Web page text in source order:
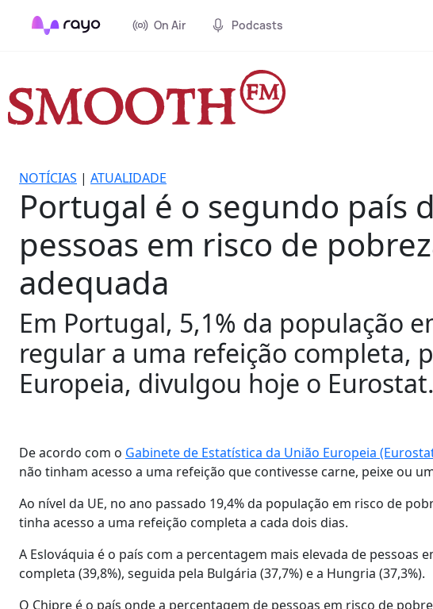
On Air Podcasts
NOTÍCIAS | ATUALIDADE
Portugal é o segundo país
pessoas em risco de
adequada
Em Portugal, 5,1% da população
regular a uma refeição completa,
Europeia, divulgou hoje o Eurostat.
De acordo com o Gabinete de Estatística da União Europeia
não tinham acesso a uma refeição que contivesse carne, peixe ou
Ao nível da UE, no ano passado 19,4% da população em risco de
tinha acesso a uma refeição completa a cada dois dias.
A Eslováquia é o país com a percentagem mais elevada de pessoas
completa (39,8%), seguida pela Bulgária (37,7%) e a Hungria (37,3%).
O Chipre é o país onde a percentagem de pessoas em risco de